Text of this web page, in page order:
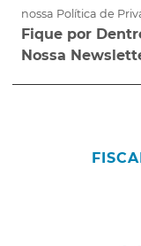
nossa Política de
Fique por
Nossa